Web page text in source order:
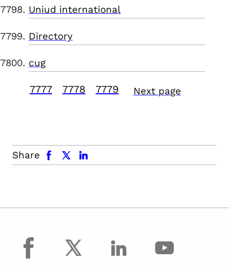
Uniud international
Directory
cug
7777 7778 7779 Next page
Share
facebook x.com linkedin
facebook